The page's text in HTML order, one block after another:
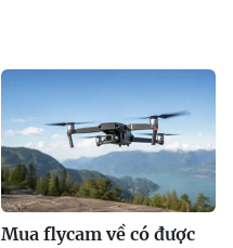
Mua flycam về có được